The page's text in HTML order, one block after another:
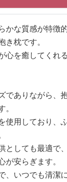
かな質感が特徴
き枕です。
心を癒してくれ
でありながら、
使用しており、
としても最適で
安らぎます。
、いつでも清潔